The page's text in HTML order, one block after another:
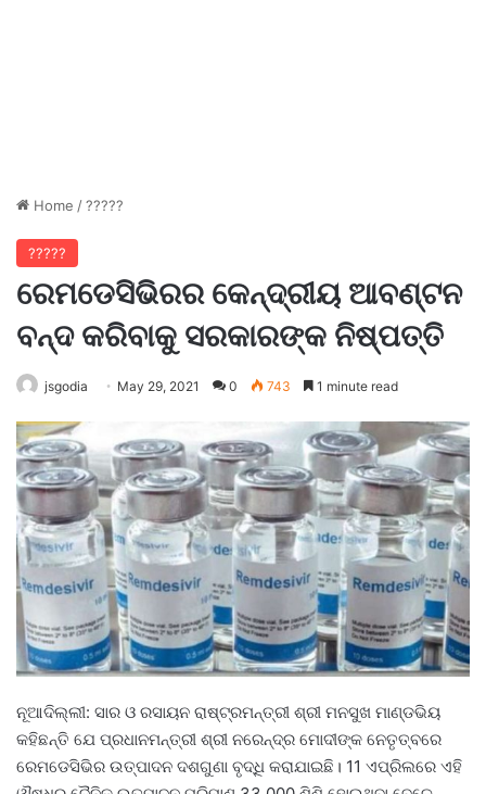
Home /?????
?????
ରେମଡେସିଭିରର କେନ୍ଦ୍ରୀୟ ଆବଣ୍ଟନ
ବନ୍ଦ କରିବାକୁ ସରକାରଙ୍କ ନିଷ୍ପତ୍ତି
jsgodia May 29, 2021 0 743 1 minute read
ନୂଆଦିଲ୍ଲୀ: ସାର ଓ ରସାୟନ ରାଷ୍ଟ୍ରମନ୍ତ୍ରୀ ଶ୍ରୀ ମନସୁଖ ମାଣ୍ଡଭିୟ
କହିଛନ୍ତି ଯେ ପ୍ରଧାନମନ୍ତ୍ରୀ ଶ୍ରୀ ନରେନ୍ଦ୍ର ମୋଦୀଙ୍କ ନେତୃତ୍ବରେ
ରେମଡେସିଭିର ଉତ୍ପାଦନ ଦଶଗୁଣା ବୃଦ୍ଧି କରାଯାଇଛି। 11 ଏପ୍ରିଲରେ ଏହି